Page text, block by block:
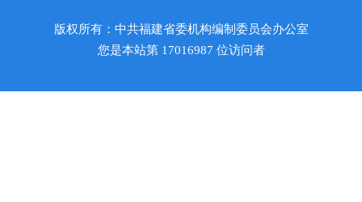
版权所有：中共福建省委机构编制委员会办公室
您是本站第 17016987 位访问者